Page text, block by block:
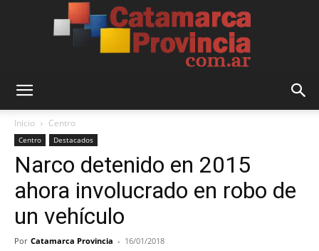
Provincia
Inicio Centro
Centro Destacados
Narco detenido en 2015
ahora involucrado en robo de
un vehículo
Por Catamarca Provincia - 16/01/2018